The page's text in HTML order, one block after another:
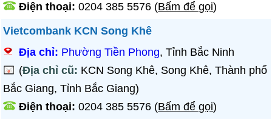
Điện thoại:0204 385 5576 (Bấm để gọi)
Vietcombank KCN Song Khê
Địa chỉ: Phường Tiền Phong, Tỉnh Bắc Ninh
(Địa chỉ cũ: KCN Song Khê, Song Khê, Thành phố
Bắc Giang, Tỉnh Bắc Giang)
Điện thoại:0204 385 5576 (Bấm để gọi)